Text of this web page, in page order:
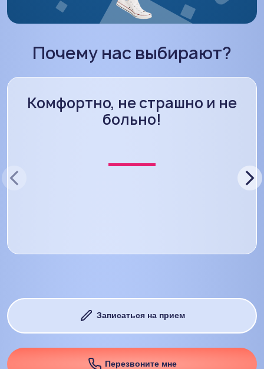
Почему нас выбирают?
Комфортно, не страшно и не
больно!
Записаться на прием
Перезвоните мне